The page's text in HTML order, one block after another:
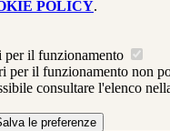
POLICY.
per il funzionamento
per il funzionamento non
consultare l'elenco
le preferenze